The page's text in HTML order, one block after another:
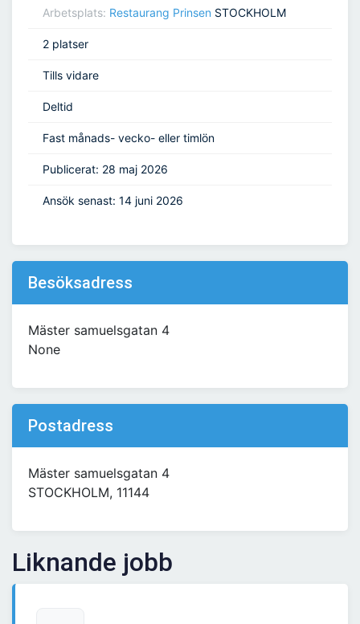
Arbetsplats: Restaurang Prinsen STOCKHOLM
2 platser
Tills vidare
Deltid
Fast månads- vecko- eller timlön
Publicerat: 28 maj 2026
Ansök senast: 14 juni 2026
Besöksadress
Mäster samuelsgatan 4
None
Postadress
Mäster samuelsgatan 4
STOCKHOLM, 11144
Liknande jobb